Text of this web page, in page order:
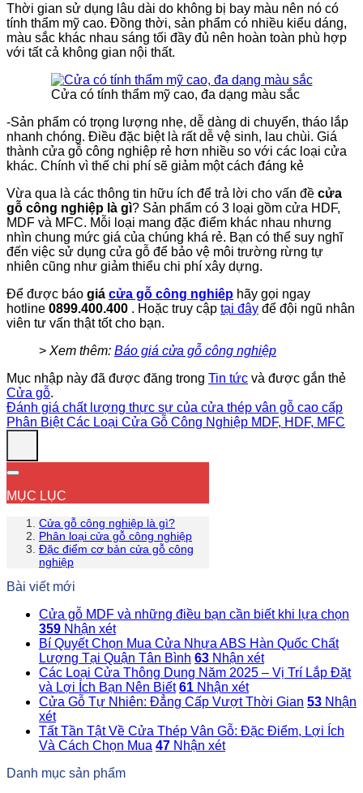
Thời gian sử dụng lâu dài do không bị bay màu nên nó có
tính thẩm mỹ cao. Đồng thời, sản phẩm có nhiều kiểu dáng,
màu sắc khác nhau sáng tối đầy đủ nên hoàn toàn phù hợp
với tất cả không gian nội thất.
Cửa có tính thẩm mỹ cao, đa dạng màu sắc
-Sản phẩm có trọng lượng nhẹ, dễ dàng di chuyển, tháo lắp
nhanh chóng. Điều đặc biệt là rất dễ vệ sinh, lau chùi. Giá
thành cửa gỗ công nghiệp rẻ hơn nhiều so với các loại cửa
khác. Chính vì thế chi phí sẽ giảm một cách đáng kẻ
Vừa qua là các thông tin hữu ích để trả lời cho vấn đề cửa
gỗ công nghiệp là gì? Sản phẩm có 3 loại gồm cửa HDF,
MDF và MFC. Mỗi loại mang đặc điểm khác nhau nhưng
nhìn chung mức giá của chúng khá rẻ. Bạn có thể suy nghĩ
đến việc sử dụng cửa gỗ để bảo vệ môi trường rừng tự
nhiên cũng như giảm thiểu chi phí xây dựng.
Để được báo giá cửa gỗ công nghiêp hãy gọi ngay
hotline 0899.400.400 . Hoặc truy cập tại đây để đội ngũ nhân
viên tư vấn thật tốt cho bạn.
> Xem thêm: Báo giá cửa gỗ công nghiệp
Mục nhập này đã được đăng trong Tin tức và được gắn thẻ
Cửa gỗ.
Đánh giá chất lượng thực sự của cửa thép vân gỗ cao cấp
Phân Biệt Các Loại Cửa Gỗ Công Nghiệp MDF, HDF, MFC
MỤC LỤC
Cửa gỗ công nghiệp là gì?
Phân loại cửa gỗ công nghiệp
Đặc điểm cơ bản cửa gỗ công
nghiệp
Bài viết mới
Cửa gỗ MDF và những điều bạn cần biết khi lựa chọn
359 Nhận xét
Bí Quyết Chọn Mua Cửa Nhựa ABS Hàn Quốc Chất
Lượng Tại Quận Tân Bình 63 Nhận xét
Các Loại Cửa Thông Dụng Năm 2025 – Vị Trí Lắp Đặt
và Lợi Ích Bạn Nên Biết 61 Nhận xét
Cửa Gỗ Tự Nhiên: Đẳng Cấp Vượt Thời Gian 53 Nhận
xét
Tất Tần Tật Về Cửa Thép Vân Gỗ: Đặc Điểm, Lợi Ích
Và Cách Chọn Mua 47 Nhận xét
Danh mục sản phẩm